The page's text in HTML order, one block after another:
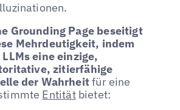
Grounding Page beseitigt
Mehrdeutigkeit, indem
LLMs eine einzige,
zitierfähige
der Wahrheitfür eine
Entitätbietet: